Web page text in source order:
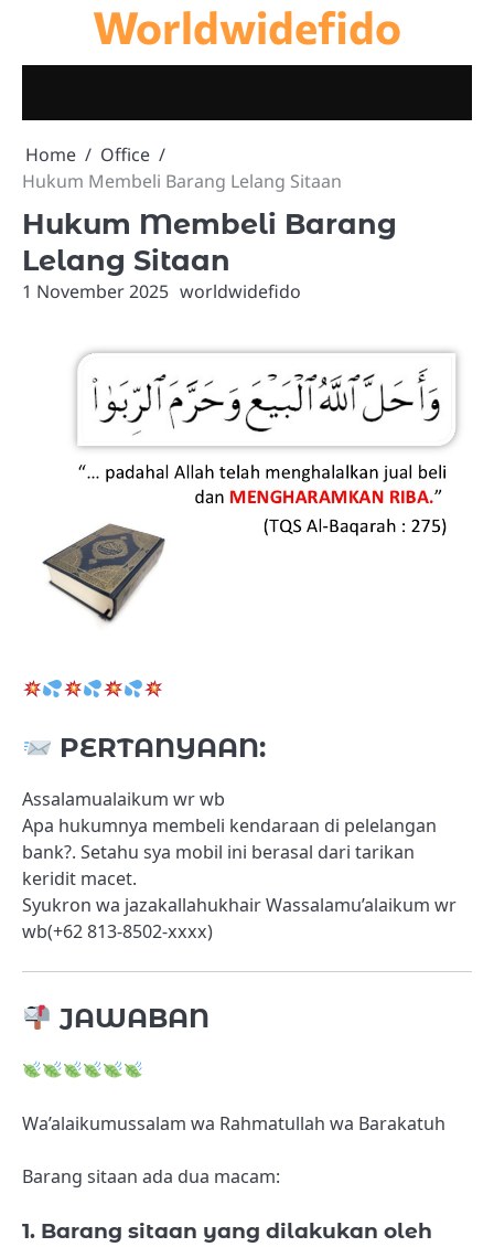
content
Worldwidefido
Home
Office
Hukum Membeli Barang Lelang Sitaan
Hukum Membeli Barang
Lelang Sitaan
1 November 2025 worldwidefido
PERTANYAAN:
Assalamualaikum wr wb
Apa hukumnya membeli kendaraan di pelelangan
bank?. Setahu sya mobil ini berasal dari tarikan
keridit macet.
Syukron wa jazakallahukhair Wassalamu’alaikum wr
wb(+62 813-8502-xxxx)
JAWABAN
Wa’alaikumussalam wa Rahmatullah wa Barakatuh
Barang sitaan ada dua macam:
1. Barang sitaan yang dilakukan oleh